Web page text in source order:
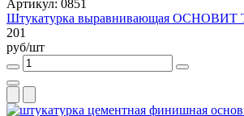
Артикул: 0851
Штукатурка выравнивающая
201
руб/шт